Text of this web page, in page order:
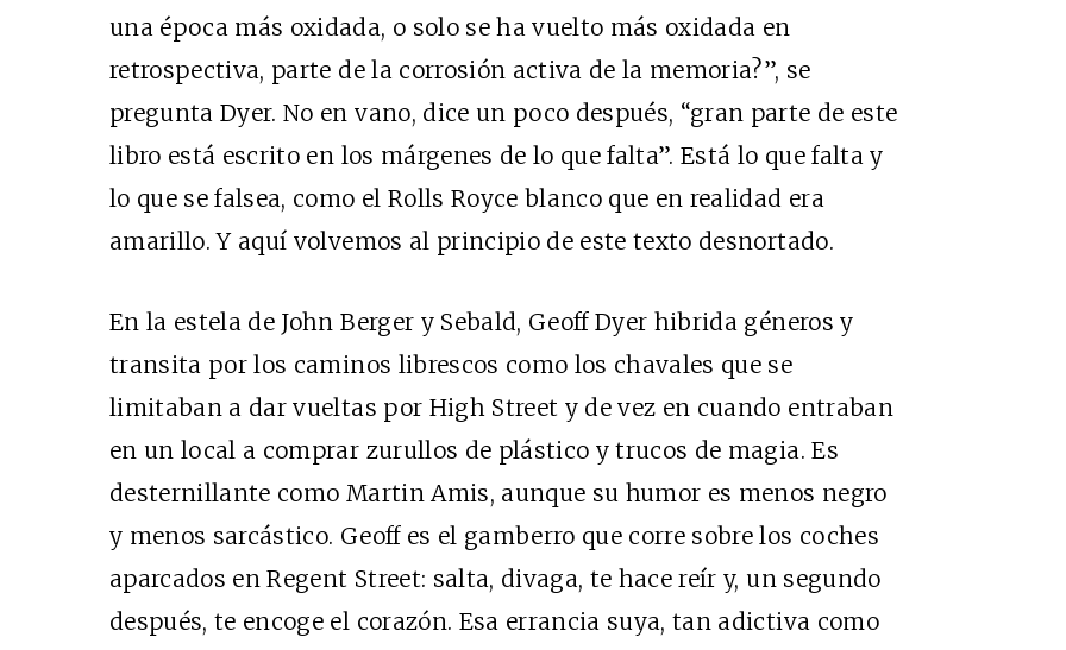
una época más oxidada, o solo se ha vuelto más oxidada en
retrospectiva, parte de la corrosión activa de la memoria?”, se
pregunta Dyer. No en vano, dice un poco después, “gran parte de este
libro está escrito en los márgenes de lo que falta”. Está lo que falta y
lo que se falsea, como el Rolls Royce blanco que en realidad era
amarillo. Y aquí volvemos al principio de este texto desnortado.
En la estela de John Berger y Sebald, Geoff Dyer hibrida géneros y
transita por los caminos librescos como los chavales que se
limitaban a dar vueltas por High Street y de vez en cuando entraban
en un local a comprar zurullos de plástico y trucos de magia. Es
desternillante como Martin Amis, aunque su humor es menos negro
y menos sarcástico. Geoff es el gamberro que corre sobre los coches
aparcados en Regent Street: salta, divaga, te hace reír y, un segundo
después, te encoge el corazón. Esa errancia suya, tan adictiva como